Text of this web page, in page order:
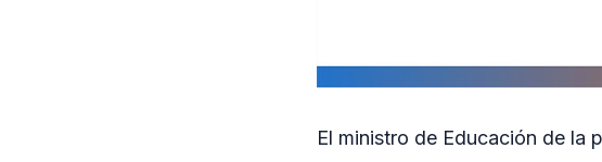
El ministro de Educación de la